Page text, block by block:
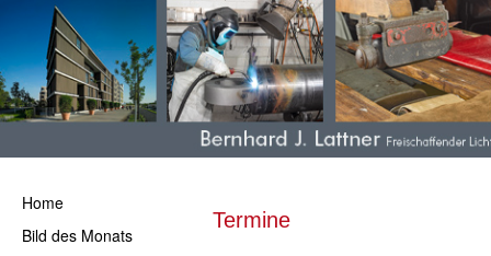
Home
Bild des Monats